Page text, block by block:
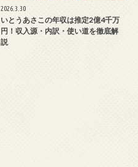
2026.3.30
いとうあさこの年収は推定2億4千万
円！収入源・内訳・使い道を徹底解
説